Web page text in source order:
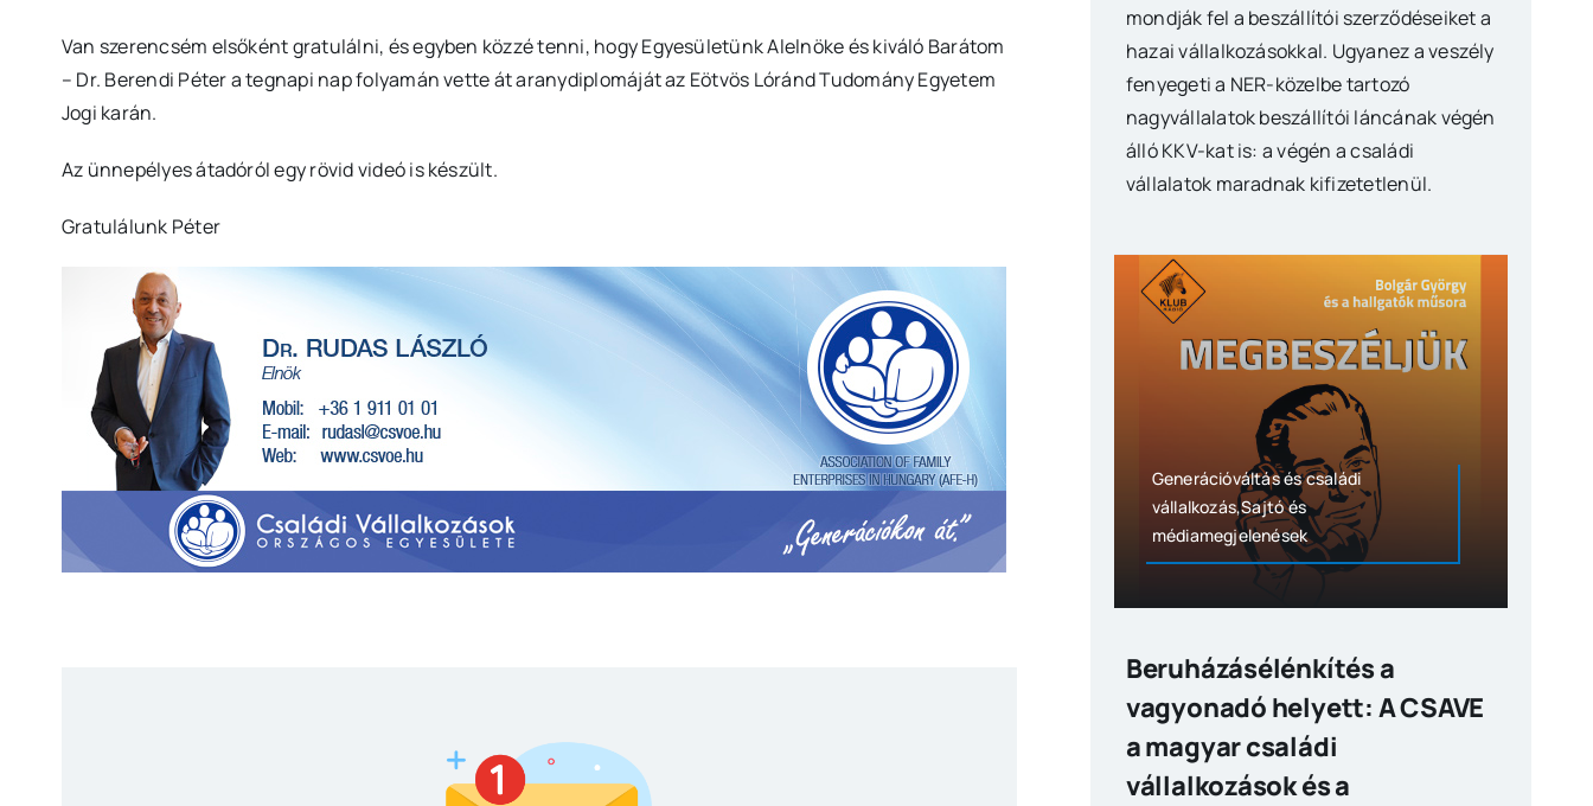
Van szerencsém elsőként gratulálni, és egyben közzé tenni, hogy Egyesületünk Alelnöke és kiváló Barátom
– Dr. Berendi Péter a tegnapi nap folyamán vette át aranydiplomáját az Eötvös Lóránd Tudomány Egyetem
Jogi karán.
Az ünnepélyes átadóról egy rövid videó is készült.
Gratulálunk Péter
mondják fel a beszállítói szerződéseiket a
hazai vállalkozásokkal. Ugyanez a veszély
fenyegeti a NER-közelbe tartozó
nagyvállalatok beszállítói láncának végén
álló KKV-kat is: a végén a családi
vállalatok maradnak kifizetetlenül.
Generációváltás és családi
vállalkozás,Sajtó és
médiamegjelenések
Beruházásélénkítés a
vagyonadó helyett: A CSAVE
a magyar családi
vállalkozások és a